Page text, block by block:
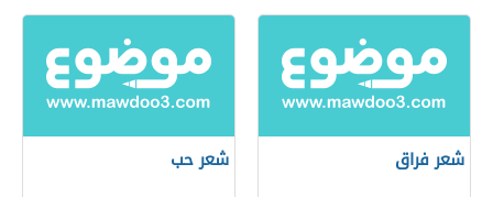
شعر فراق شعر حب